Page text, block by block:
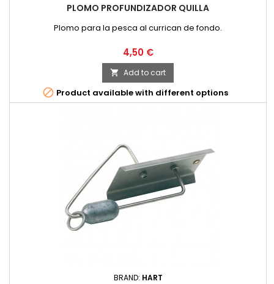
PLOMO PROFUNDIZADOR QUILLA
Plomo para la pesca al currican de fondo.
Price
4,50 €
 Add to cart
 Product available with different options
BRAND: HART